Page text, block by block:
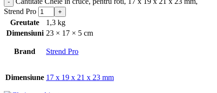
Strend Pro
Greutate
1,3 kg
Dimensiuni 23 × 17 × 5 cm
Brand Strend Pro
Dimensiune 17 x 19 x 21 x 23 mm